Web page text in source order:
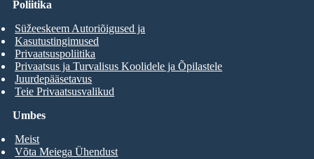
Umbes
Meist
Võta Meiega Ühendust
Poliitika
Süžeeskeem Autoriõigused ja
Kasutustingimused
Privaatsuspoliitika
Privaatsus ja Turvalisus Koolidele ja Õpilastele
Juurdepääsetavus
Teie Privaatsusvalikud